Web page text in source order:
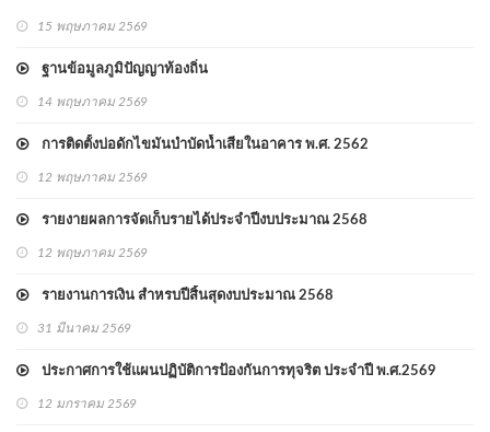
15 พฤษภาคม 2569
ฐานข้อมูลภูมิปัญญาท้องถิ่น
14 พฤษภาคม 2569
การติดตั้งบ่อดักไขมันบำบัดน้ำเสียในอาคาร พ.ศ. 2562
12 พฤษภาคม 2569
รายงายผลการจัดเก็บรายได้ประจำปีงบประมาณ 2568
12 พฤษภาคม 2569
รายงานการเงิน สำหรบปีสิ้นสุดงบประมาณ 2568
31 มีนาคม 2569
ประกาศการใช้แผนปฏิบัติการป้องกันการทุจริต ประจำปี พ.ศ.2569
12 มกราคม 2569